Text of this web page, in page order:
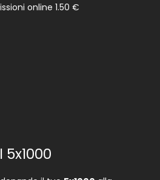
online 1.50 €